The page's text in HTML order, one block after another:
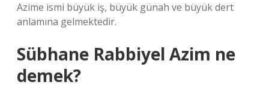
Azime ismi büyük iş, büyük günah ve büyük dert
anlamına gelmektedir.
Sübhane Rabbiyel Azim ne
demek?